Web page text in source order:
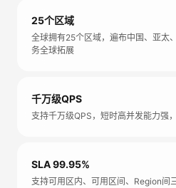
25个区域
全球拥有25个区域，遍布中国、亚太
务全球拓展
千万级QPS
支持千万级QPS，短时高并发能力强
SLA 99.95%
支持可用区内、可用区间、Region间